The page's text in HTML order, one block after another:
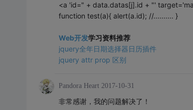
<a 'id=" + data.datas[j].id + "'
function test(a){ alert(a.id); //.......... }
Web开发学习资料推荐
jquery全年日期选择器日历插件
jquery attr prop 区别
Pandora Heart 2017-10-31
非常感谢，我的问题解决了！